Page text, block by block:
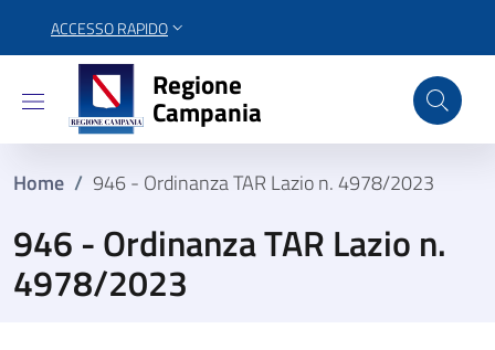
ACCESSO RAPIDO
Regione Campania
Regione
Campania
Home / 946 - Ordinanza TAR Lazio n. 4978/2023
946 - Ordinanza TAR Lazio n.
4978/2023